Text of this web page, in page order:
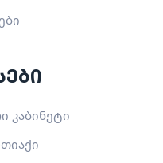
კაბინეტი